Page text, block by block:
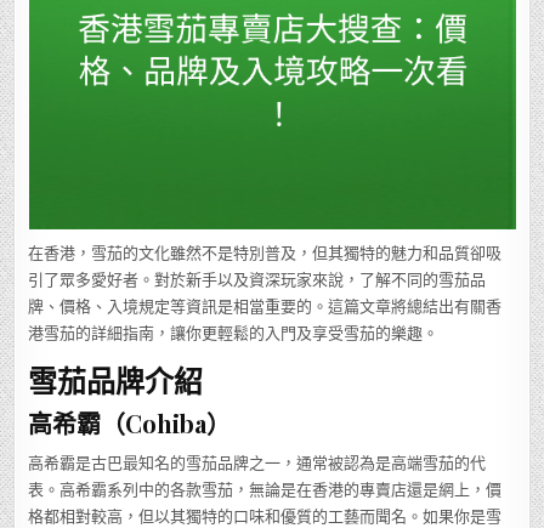
查：
價
格、
品
牌
及
在香港，雪茄的文化雖然不是特別普及，但其獨特的魅力和品質卻吸
引了眾多愛好者。對於新手以及資深玩家來說，了解不同的雪茄品
牌、價格、入境規定等資訊是相當重要的。這篇文章將總結出有關香
港雪茄的詳細指南，讓你更輕鬆的入門及享受雪茄的樂趣。
雪茄品牌介紹
高希霸（Cohiba）
高希霸是古巴最知名的雪茄品牌之一，通常被認為是高端雪茄的代
表。高希霸系列中的各款雪茄，無論是在香港的專賣店還是網上，價
格都相對較高，但以其獨特的口味和優質的工藝而聞名。如果你是雪